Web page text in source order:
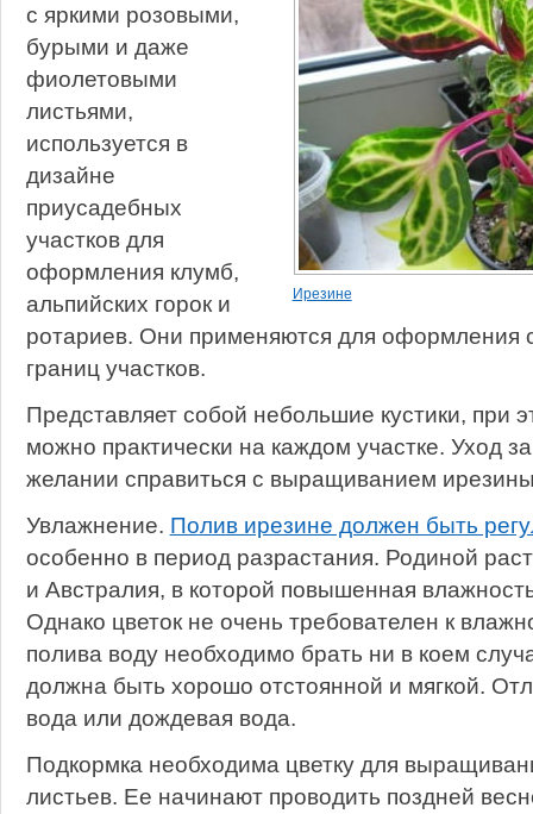
Ирезине
с яркими розовыми,
бурыми и даже
фиолетовыми
листьями,
используется в
дизайне
приусадебных
участков для
оформления клумб,
альпийских горок и
ротариев. Они применяются для оформления
границ участков.
Представляет собой небольшие кустики, при
можно практически на каждом участке. Уход
желании справиться с выращиванием
Увлажнение. Полив ирезине должен быть
особенно в период разрастания. Родиной
и Австралия, в которой повышенная
Однако цветок не очень требователен к
полива воду необходимо брать ни в коем
должна быть хорошо отстоянной и мягкой.
вода или дождевая вода.
Подкормка необходима цветку для
листьев. Ее начинают проводить поздней